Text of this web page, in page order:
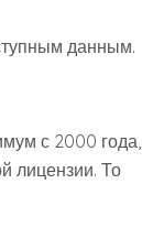
данным.
с 2000 года,
лицензии. То